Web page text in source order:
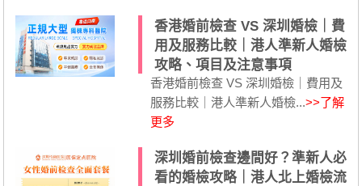
香港婚前檢查 VS 深圳婚檢｜費
用及服務比較｜港人準新人婚檢
攻略、項目及注意事項
香港婚前檢查 VS 深圳婚檢｜費用及
服務比較｜港人準新人婚檢...>>了解
更多
深圳婚前檢查邊間好？準新人必
看的婚檢攻略｜港人北上婚檢流